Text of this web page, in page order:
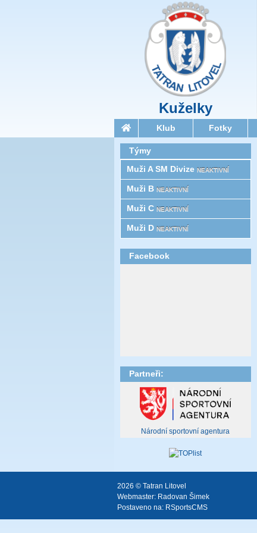
Kuželky
Klub Fotky
Týmy
Muži A SM Divize NEAKTIVNÍ
Muži B NEAKTIVNÍ
Muži C NEAKTIVNÍ
Muži D NEAKTIVNÍ
Facebook
Partneři:
Národní sportovní agentura
2026 © Tatran Litovel
Webmaster: Radovan Šimek
Postaveno na: RSportsCMS